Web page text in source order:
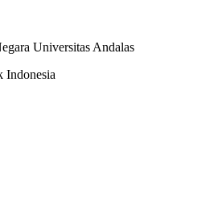
Universitas Andalas
Indonesia